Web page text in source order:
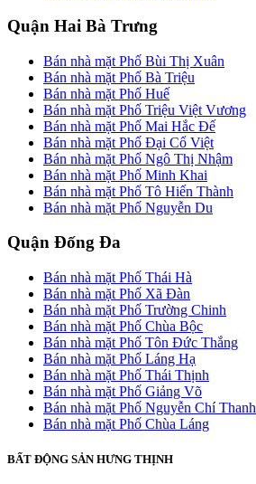
Quận Hai Bà Trưng
Bán nhà mặt Phố Bùi Thị Xuân
Bán nhà mặt Phố Bà Triệu
Bán nhà mặt Phố Huế
Bán nhà mặt Phố Triệu Việt Vương
Bán nhà mặt Phố Mai Hắc Đế
Bán nhà mặt Phố Đại Cổ Việt
Bán nhà mặt Phố Ngô Thị Nhậm
Bán nhà mặt Phố Minh Khai
Bán nhà mặt Phố Tô Hiến Thành
Bán nhà mặt Phố Nguyễn Du
Quận Đống Đa
Bán nhà mặt Phố Thái Hà
Bán nhà mặt Phố Xã Đàn
Bán nhà mặt Phố Trường Chinh
Bán nhà mặt Phố Chùa Bộc
Bán nhà mặt Phố Tôn Đức Thắng
Bán nhà mặt Phố Láng Hạ
Bán nhà mặt Phố Thái Thịnh
Bán nhà mặt Phố Giảng Võ
Bán nhà mặt Phố Nguyễn Chí Thanh
Bán nhà mặt Phố Chùa Láng
BẤT ĐỘNG SẢN HƯNG THỊNH